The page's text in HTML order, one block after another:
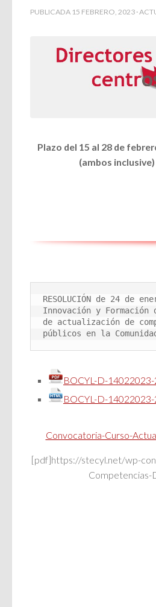
PUBLICADA 15 FEBRERO, 2023 ·
Plazo del 15 al 28 de
(ambos inclusive)
RESOLUCIÓN de 24 de
Innovación y
de actualización de
públicos en la
BOCYL-D-
BOCYL-D-
Convocatoria-Curso-
[pdf]https://stecyl.net/wp-